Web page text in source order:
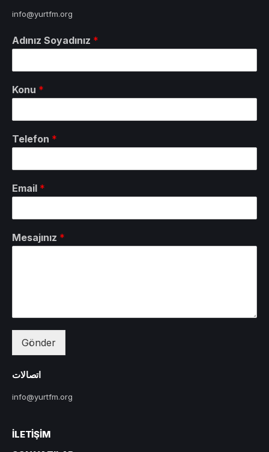
info@yurtfm.org
Adınız Soyadınız *
Konu *
Telefon *
Email *
Mesajınız *
Gönder
اتصالات
info@yurtfm.org
İLETIŞIM